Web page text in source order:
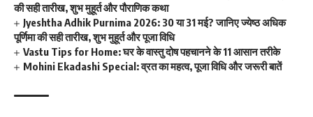
की सही तारीख, शुभ मुहूर्त और पौराणिक कथा
Jyeshtha Adhik Purnima 2026: 30 या 31 मई? जानिए ज्येष्ठ अधिक
पूर्णिमा की सही तारीख, शुभ मुहूर्त और पूजा विधि
Vastu Tips for Home: घर के वास्तु दोष पहचानने के 11 आसान तरीके
Mohini Ekadashi Special: व्रत का महत्व, पूजा विधि और जरूरी बातें